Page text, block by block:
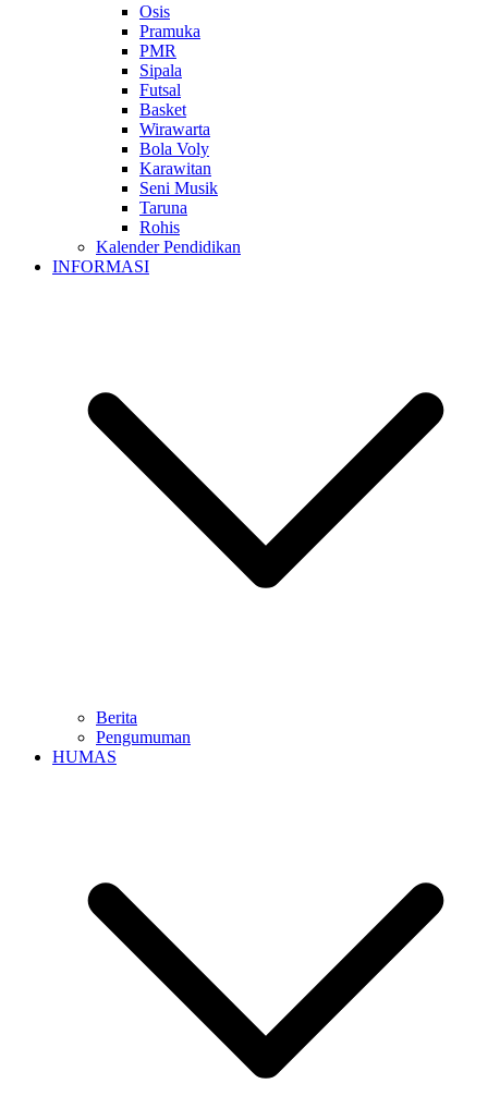
Osis
Pramuka
PMR
Sipala
Futsal
Basket
Wirawarta
Bola Voly
Karawitan
Seni Musik
Taruna
Rohis
Kalender Pendidikan
INFORMASI
Berita
Pengumuman
HUMAS